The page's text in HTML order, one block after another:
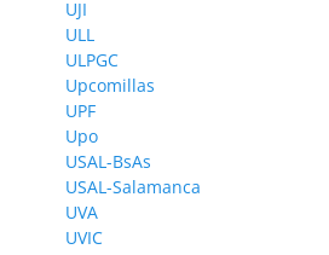
UJI
ULL
ULPGC
Upcomillas
UPF
Upo
USAL-BsAs
USAL-Salamanca
UVA
UVIC